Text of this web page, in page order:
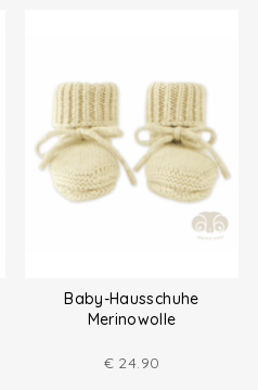
Baby-Hausschuhe
Merinowolle
€ 24.90